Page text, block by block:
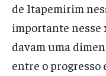
de Itapemirim
importante nesse
davam uma
entre o progresso